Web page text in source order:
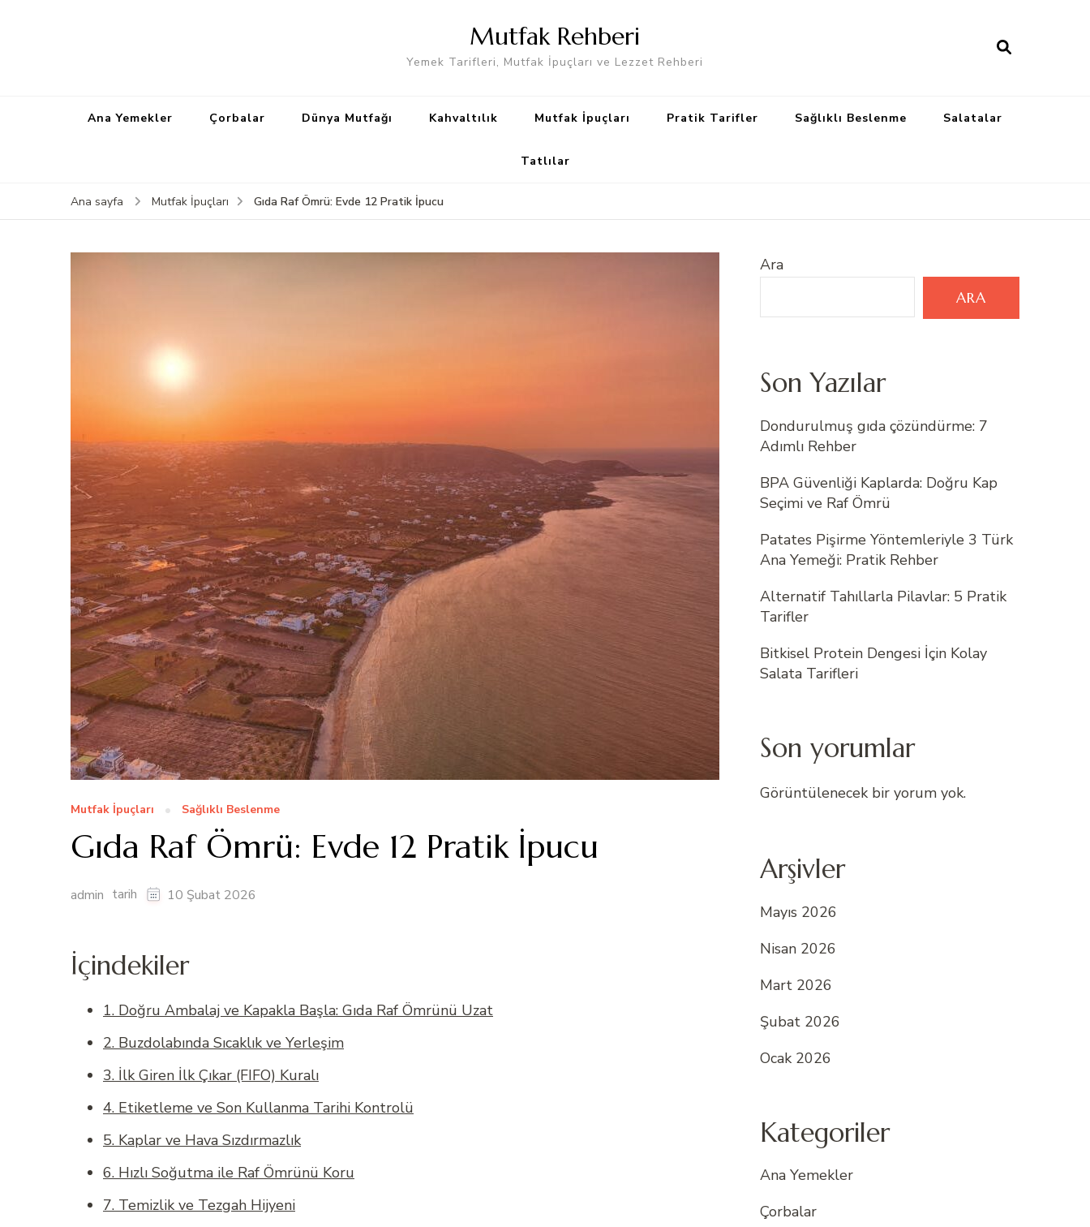
Mutfak Rehberi
Yemek Tarifleri, Mutfak İpuçları ve Lezzet Rehberi
Ana Yemekler Çorbalar Dünya Mutfağı Kahvaltılık Mutfak İpuçları Pratik Tarifler Sağlıklı Beslenme Salatalar
Tatlılar
Ana sayfa Mutfak İpuçları Gıda Raf Ömrü: Evde 12 Pratik İpucu
Mutfak İpuçları Sağlıklı Beslenme
Gıda Raf Ömrü: Evde 12 Pratik İpucu
admin tarih 10 Şubat 2026
İçindekiler
1. Doğru Ambalaj ve Kapakla Başla: Gıda Raf Ömrünü Uzat
2. Buzdolabında Sıcaklık ve Yerleşim
3. İlk Giren İlk Çıkar (FIFO) Kuralı
4. Etiketleme ve Son Kullanma Tarihi Kontrolü
5. Kaplar ve Hava Sızdırmazlık
6. Hızlı Soğutma ile Raf Ömrünü Koru
7. Temizlik ve Tezgah Hijyeni
Ara
ARA
Son Yazılar
Dondurulmuş gıda çözündürme: 7
Adımlı Rehber
BPA Güvenliği Kaplarda: Doğru Kap
Seçimi ve Raf Ömrü
Patates Pişirme Yöntemleriyle 3 Türk
Ana Yemeği: Pratik Rehber
Alternatif Tahıllarla Pilavlar: 5 Pratik
Tarifler
Bitkisel Protein Dengesi İçin Kolay
Salata Tarifleri
Son yorumlar
Görüntülenecek bir yorum yok.
Arşivler
Mayıs 2026
Nisan 2026
Mart 2026
Şubat 2026
Ocak 2026
Kategoriler
Ana Yemekler
Çorbalar